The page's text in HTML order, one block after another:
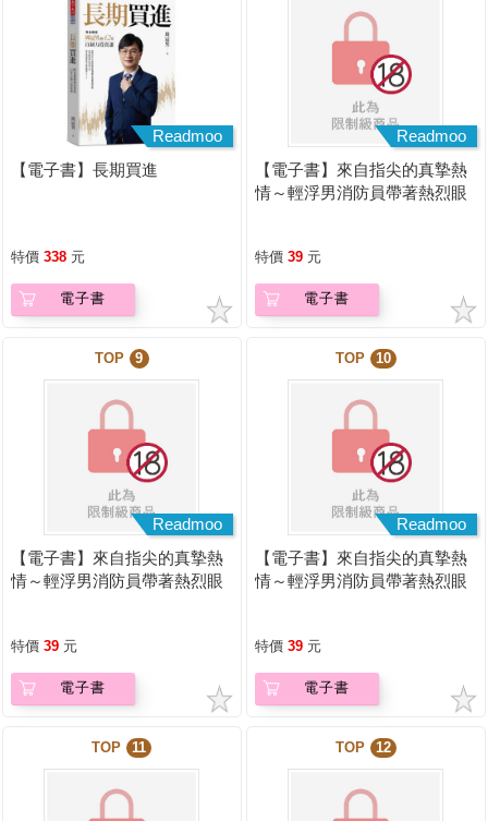
Readmoo
【電子書】長期買進
特價 338 元
電子書
Readmoo
【電子書】來自指尖的真摯熱
情～輕浮男消防員帶著熱烈眼
特價 39 元
電子書
TOP 9
Readmoo
【電子書】來自指尖的真摯熱
情～輕浮男消防員帶著熱烈眼
特價 39 元
電子書
TOP 10
Readmoo
【電子書】來自指尖的真摯熱
情～輕浮男消防員帶著熱烈眼
特價 39 元
電子書
TOP 11 TOP 12